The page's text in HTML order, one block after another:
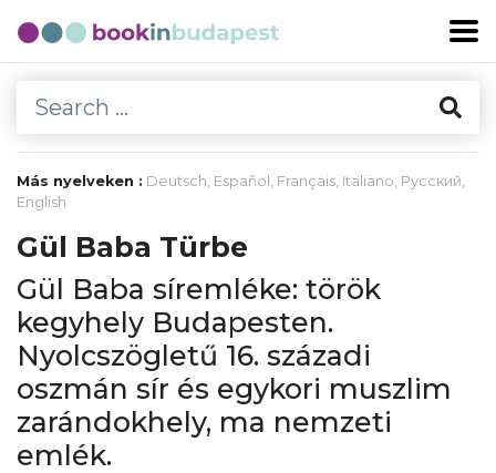
Más nyelveken : Deutsch, Español , Français, Italiano, Русский,
English
Gül Baba Türbe
Gül Baba síremléke: török
kegyhely Budapesten.
Nyolcszögletű 16. századi
oszmán sír és egykori muszlim
zarándokhely, ma nemzeti
emlék.